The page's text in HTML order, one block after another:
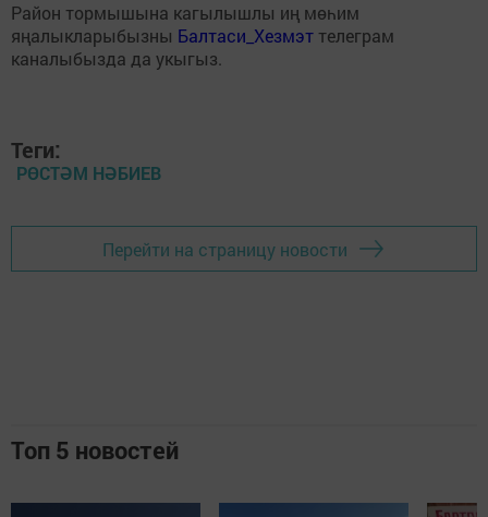
Район тормышына кагылышлы иң мөһим
яңалыкларыбызны Балтаси_Хезмэт телеграм
каналыбызда да укыгыз.
Теги:
РӨСТӘМ НӘБИЕВ
Перейти на страницу новости
Топ 5 новостей